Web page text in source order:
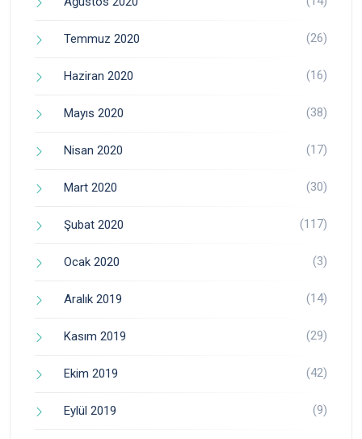
Temmuz 2020 (26)
Haziran 2020 (16)
Mayıs 2020 (38)
Nisan 2020 (17)
Mart 2020 (30)
Şubat 2020 (117)
Ocak 2020 (3)
Aralık 2019 (14)
Kasım 2019 (29)
Ekim 2019 (42)
Eylül 2019 (9)